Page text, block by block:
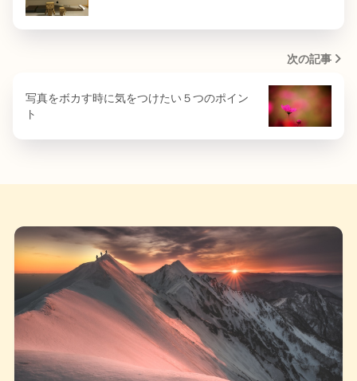
次の記事
写真をボカす時に気をつけたい５つのポイン
ト